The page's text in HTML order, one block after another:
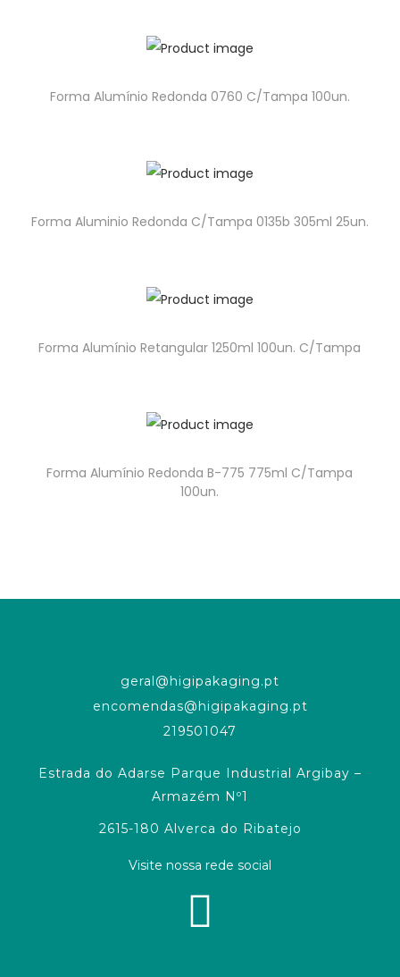
Forma Alumínio Redonda 0760 C/Tampa 100un.
Forma Aluminio Redonda C/Tampa 0135b 305ml 25un.
Forma Alumínio Retangular 1250ml 100un. C/Tampa
Forma Alumínio Redonda B-775 775ml C/Tampa
100un.
geral@higipakaging.pt
encomendas@higipakaging.pt
219501047
Estrada do Adarse Parque Industrial Argibay –
Armazém Nº1
2615-180 Alverca do Ribatejo
Visite nossa rede social